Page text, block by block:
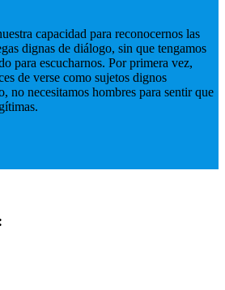
capacidad para reconocernos las
dignas de diálogo, sin que tengamos
para escucharnos. Por primera vez,
de verse como sujetos dignos
no necesitamos hombres para sentir que